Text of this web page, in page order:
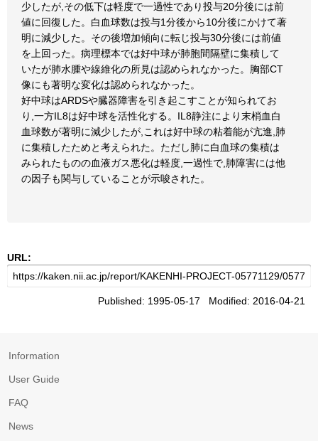
少したが,その低下は軽度で一過性であり投与20分後には前
値に回復した。白血球数は投与1分後から10分後にかけて著
明に減少した。その後増加傾向に転じ投与30分後には前値
を上回った。病理標本では好中球が肺胞間隔壁に集積して
いたが肺水腫や線維化の所見は認められなかった。胸部CT
像にも著明な変化は認められなかった。
好中球はARDSや臓器障害を引き起こすことが知られてお
り,一方IL8は好中球を活性化する。IL8静注により末梢血白
血球数が著明に減少したが,これは好中球の粘着能が亢進,肺
に集積したためと考えられた。ただし肺に白血球の集積は
みられたものの血液ガス悪化は軽度,一過性で,肺障害には他
の因子も関与していることが示唆された。
URL:
Published: 1995-05-17 Modified: 2016-04-21
Information
User Guide
FAQ
News